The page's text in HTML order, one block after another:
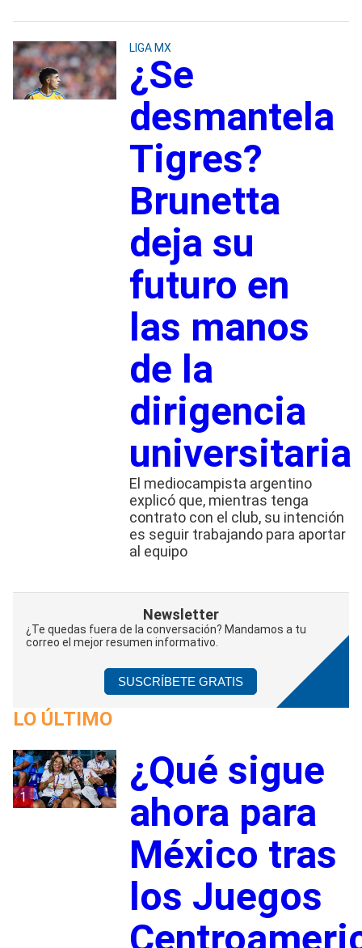
LIGA MX
¿Se
desmantela
Tigres?
Brunetta
deja su
futuro en
las manos
de la
dirigencia
universitaria
El mediocampista argentino
explicó que, mientras tenga
contrato con el club, su intención
es seguir trabajando para aportar
al equipo
Newsletter
¿Te quedas fuera de la conversación? Mandamos a tu
correo el mejor resumen informativo.
SUSCRÍBETE GRATIS
LO ÚLTIMO
1
¿Qué sigue
ahora para
México tras
los Juegos